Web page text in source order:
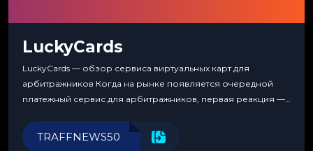
LuckyCards
LuckyCards — обзор сервиса виртуальных карт для
арбитражников Когда на рынке появляется очередной
платежный сервис для арбитражников, первая реакция —
перестаешь воспринимать всерьез любой новый продукт,
пока тот не докажет обратное делом. LuckyCards — история
TRAFFNEWS50